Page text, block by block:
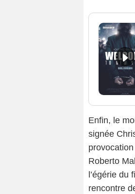
Enfin, le
signée
Roberto
l’égérie
rencontre